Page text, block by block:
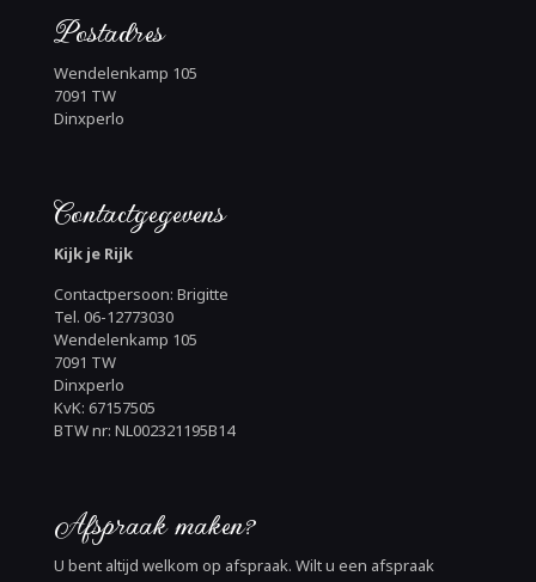
Postadres
Wendelenkamp 105
7091 TW
Dinxperlo
Contactgegevens
Kijk je Rijk
Contactpersoon: Brigitte
Tel. 06-12773030
Wendelenkamp 105
7091 TW
Dinxperlo
KvK: 67157505
BTW nr: NL002321195B14
Afspraak maken?
U bent altijd welkom op afspraak. Wilt u een afspraak